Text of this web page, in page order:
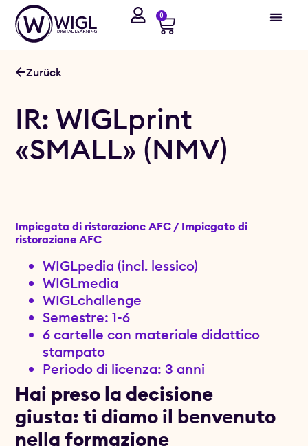
0
Zurück
IR: WIGLprint
«SMALL» (NMV)
Impiegata di ristorazione AFC / Impiegato di
ristorazione AFC
WIGLpedia (incl. lessico)
WIGLmedia
WIGLchallenge
Semestre: 1-6
6 cartelle con materiale didattico
stampato
Periodo di licenza: 3 anni
Hai preso la decisione
giusta: ti diamo il benvenuto
nella formazione